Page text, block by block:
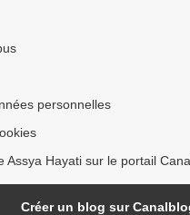
personnelles
Assya Hayati sur le portail
Créer un blog sur